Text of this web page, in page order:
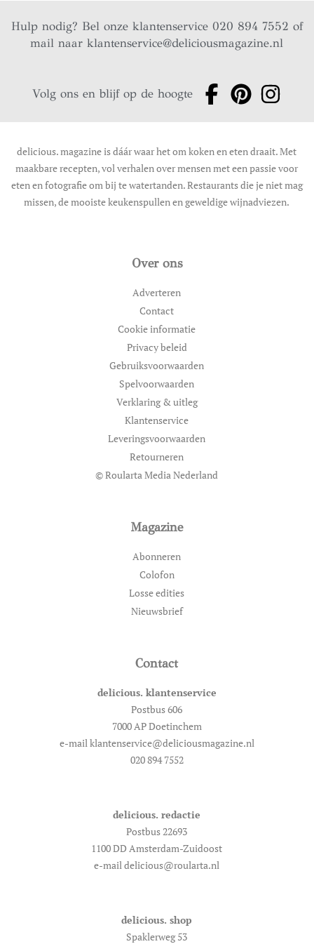
Hulp nodig? Bel onze klantenservice 020 894 7552 of
mail naarklantenservice@deliciousmagazine.nl
Volg ons en blijf op de hoogte
delicious. magazine is dáár waar het om koken en eten draait. Met
maakbare recepten, vol verhalen over mensen met een passie voor
eten en fotografie om bij te watertanden. Restaurants die je niet mag
missen, de mooiste keukenspullen en geweldige wijnadviezen.
Over ons
Adverteren
Contact
Cookie informatie
Privacy beleid
Gebruiksvoorwaarden
Spelvoorwaarden
Verklaring & uitleg
Klantenservice
Leveringsvoorwaarden
Retourneren
© Roularta Media Nederland
Magazine
Abonneren
Colofon
Losse edities
Nieuwsbrief
Contact
delicious. klantenservice
Postbus 606
7000 AP Doetinchem
e-mail klantenservice@deliciousmagazine.nl
020 894 7552
delicious. redactie
Postbus 22693
1100 DD Amsterdam-Zuidoost
e-mail delicious@roularta.nl
delicious. shop
Spaklerweg 53